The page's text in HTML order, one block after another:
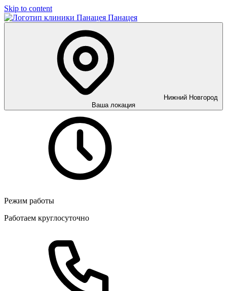
Skip to content
Панацея
Нижний Новгород
Ваша локация
Режим работы
Работаем круглосуточно